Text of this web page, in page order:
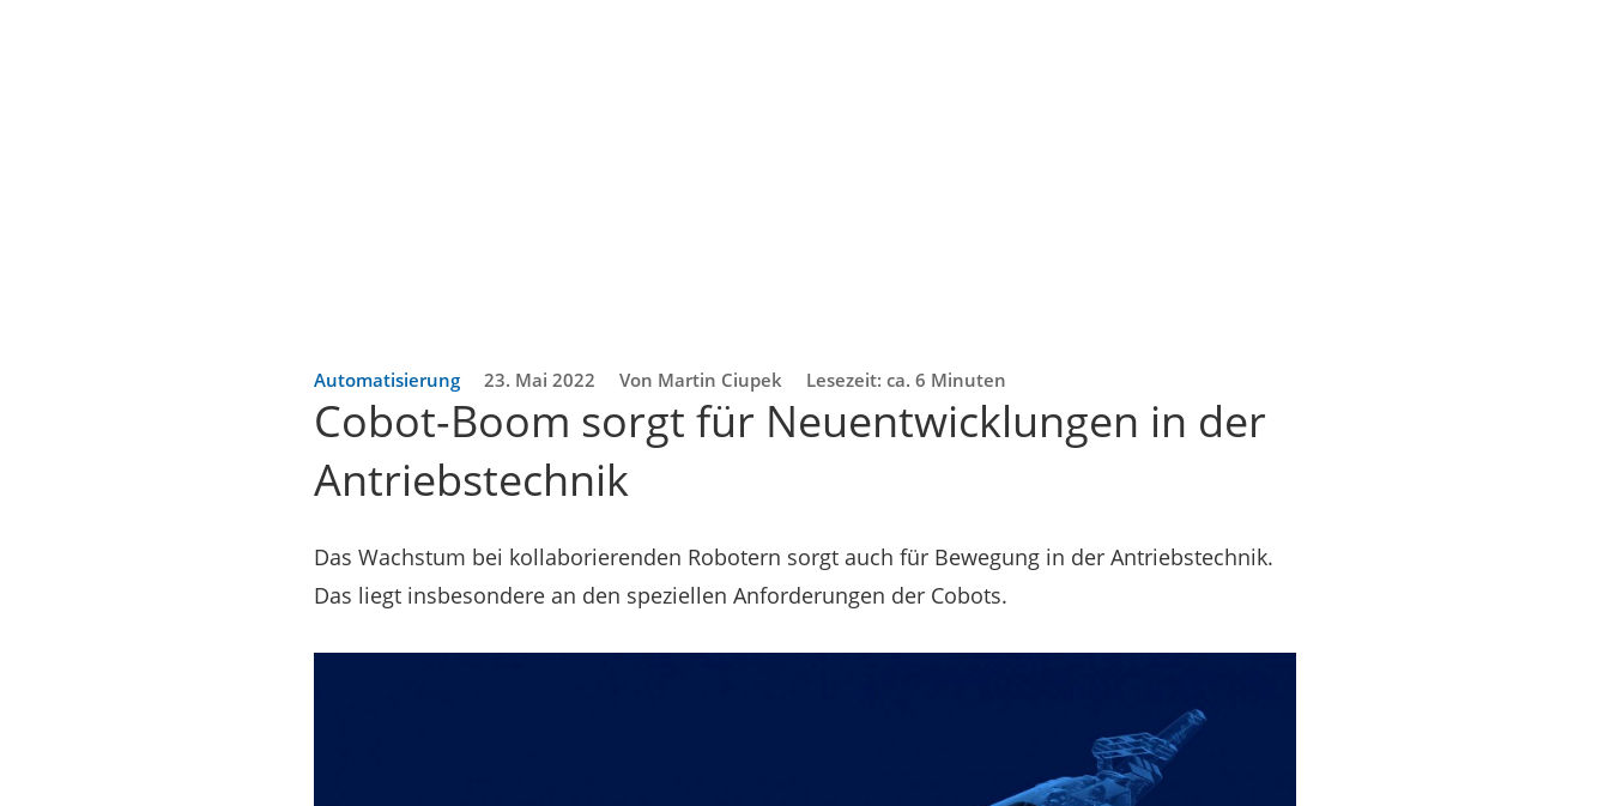
Automatisierung 23. Mai 2022 Von Martin Ciupek Lesezeit: ca. 6 Minuten
Cobot-Boom sorgt für Neuentwicklungen in der
Antriebstechnik
Das Wachstum bei kollaborierenden Robotern sorgt auch für Bewegung in der Antriebstechnik.
Das liegt insbesondere an den speziellen Anforderungen der Cobots.